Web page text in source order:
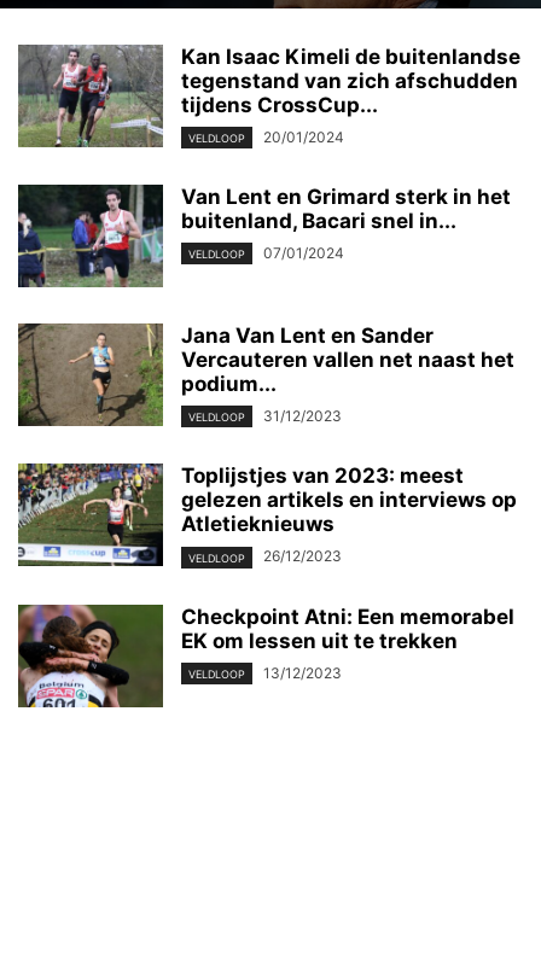
Kan Isaac Kimeli de buitenlandse
tegenstand van zich afschudden
tijdens CrossCup...
VELDLOOP 20/01/2024
Van Lent en Grimard sterk in het
buitenland, Bacari snel in...
VELDLOOP 07/01/2024
Jana Van Lent en Sander
Vercauteren vallen net naast het
podium...
VELDLOOP 31/12/2023
Toplijstjes van 2023: meest
gelezen artikels en interviews op
Atletieknieuws
VELDLOOP 26/12/2023
Checkpoint Atni: Een memorabel
EK om lessen uit te trekken
VELDLOOP 13/12/2023